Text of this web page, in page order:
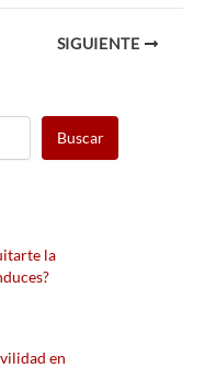
SIGUIENTE
Buscar
la
en